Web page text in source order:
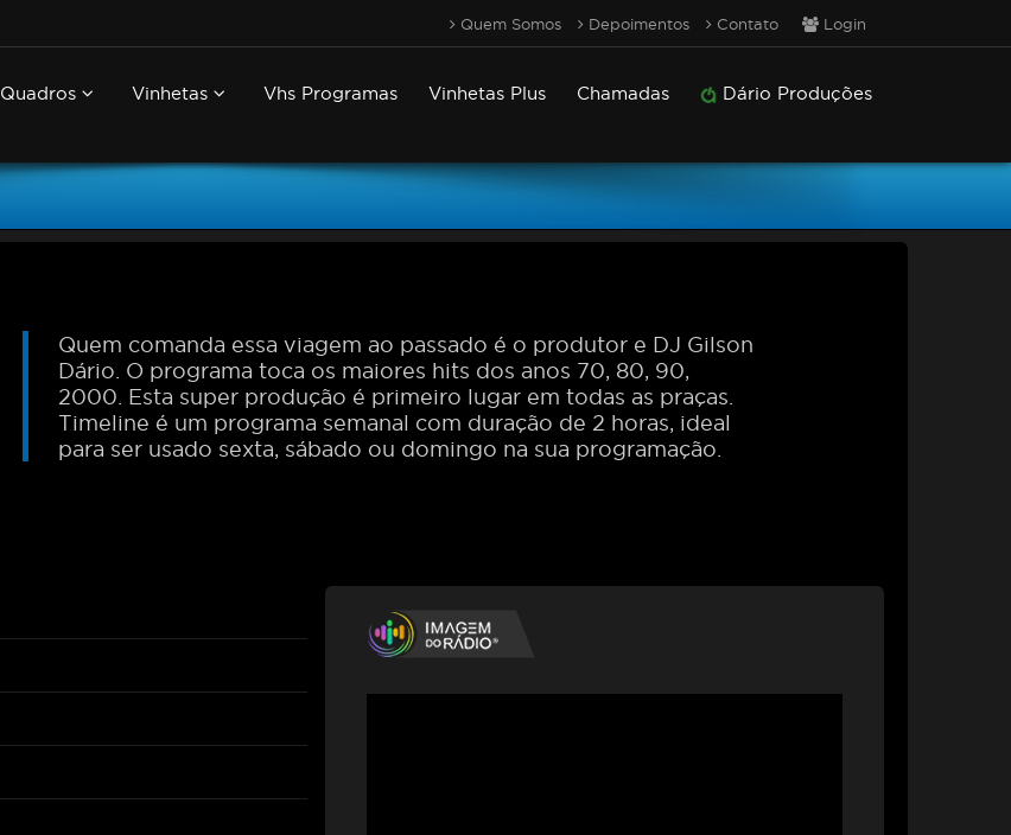
Login
Quem Somos Depoimentos Contato
Quadros Vinhetas Vhs Programas Vinhetas Plus Chamadas Dário Produções
Quem comanda essa viagem ao passado é o produtor e DJ Gilson
Dário. O programa toca os maiores hits dos anos 70, 80, 90,
2000. Esta super produção é primeiro lugar em todas as praças.
Timeline é um programa semanal com duração de 2 horas, ideal
para ser usado sexta, sábado ou domingo na sua programação.